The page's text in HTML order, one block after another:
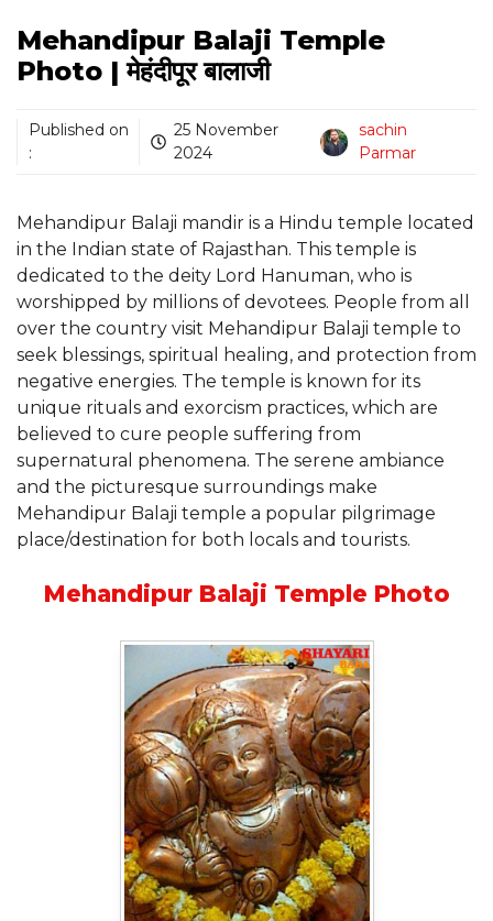
Mehandipur Balaji Temple
Photo | मेहंदीपूर बालाजी
Published on
:
25 November
2024
sachin
Parmar
Mehandipur Balaji mandir is a Hindu temple located
in the Indian state of Rajasthan. This temple is
dedicated to the deity Lord Hanuman, who is
worshipped by millions of devotees. People from all
over the country visit Mehandipur Balaji temple to
seek blessings, spiritual healing, and protection from
negative energies. The temple is known for its
unique rituals and exorcism practices, which are
believed to cure people suffering from
supernatural phenomena. The serene ambiance
and the picturesque surroundings make
Mehandipur Balaji temple a popular pilgrimage
place/destination for both locals and tourists.
Mehandipur Balaji Temple Photo